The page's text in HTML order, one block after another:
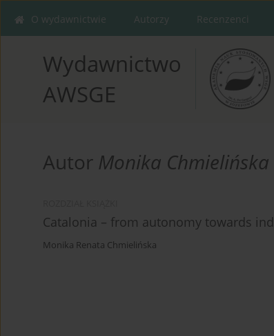
O wydawnictwie Autorzy Recenzenci
Wydawnictwo
AWSGE
Autor Monika Chmielińska
Catalonia – from autonomy towards
Monika Renata Chmielińska